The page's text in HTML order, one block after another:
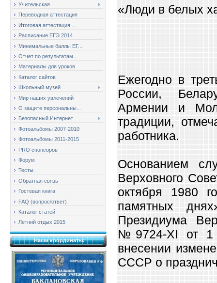
Учительская
Переводная аттестация
Итоговая аттестация ...
Расписание ЕГЭ 2014
Минимальные баллы ЕГ...
Отчет по результатам...
Материалы для уроков
Каталог сайтов
Школьный музей
Мир наших увлечений
О защите персональны...
Безопасный Интернет
Фотоальбомы 2007-2010
Фотоальбомы 2011-2015
PRO спонсоров
Форум
Тесты
Обратная связь
Гостевая книга
FAQ (вопрос/ответ)
Каталог статей
Летний отдых 2015
Наши координаты:
«Люди в белых
Ежегодно в
России,
Армении и
традиции,
работника.
Основанием
Верховного
октября 1980
памятных
Президиума
№9724-XI от 1
внесении
СССР о